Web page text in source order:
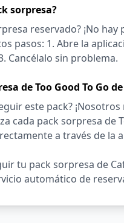
sorpresa?
reservado? ¡No
pasos: 1. Abre la
Cancélalo sin problema.
de Too Good To Go
este pack?
cada pack sorpresa de
a través de la
tu pack sorpresa de
automático de